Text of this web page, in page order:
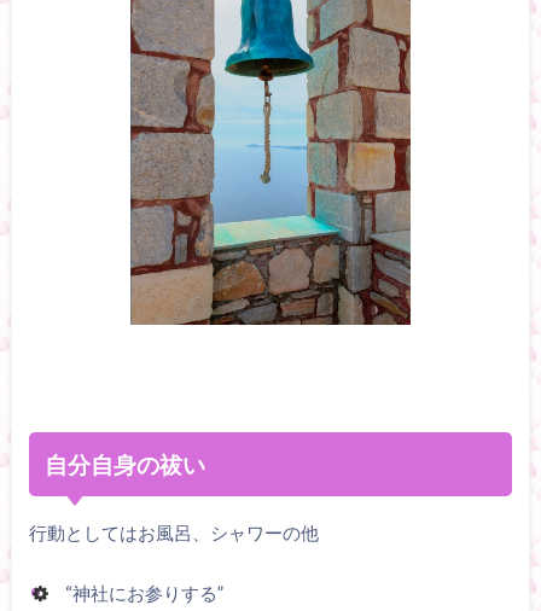
自分自身の祓い
行動としてはお風呂、シャワーの他
“神社にお参りする”